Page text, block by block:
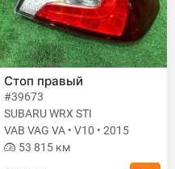
Стоп правый
#39673
SUBARU WRX STI
VAB VAG VA • V10 • 2015
53 815 км